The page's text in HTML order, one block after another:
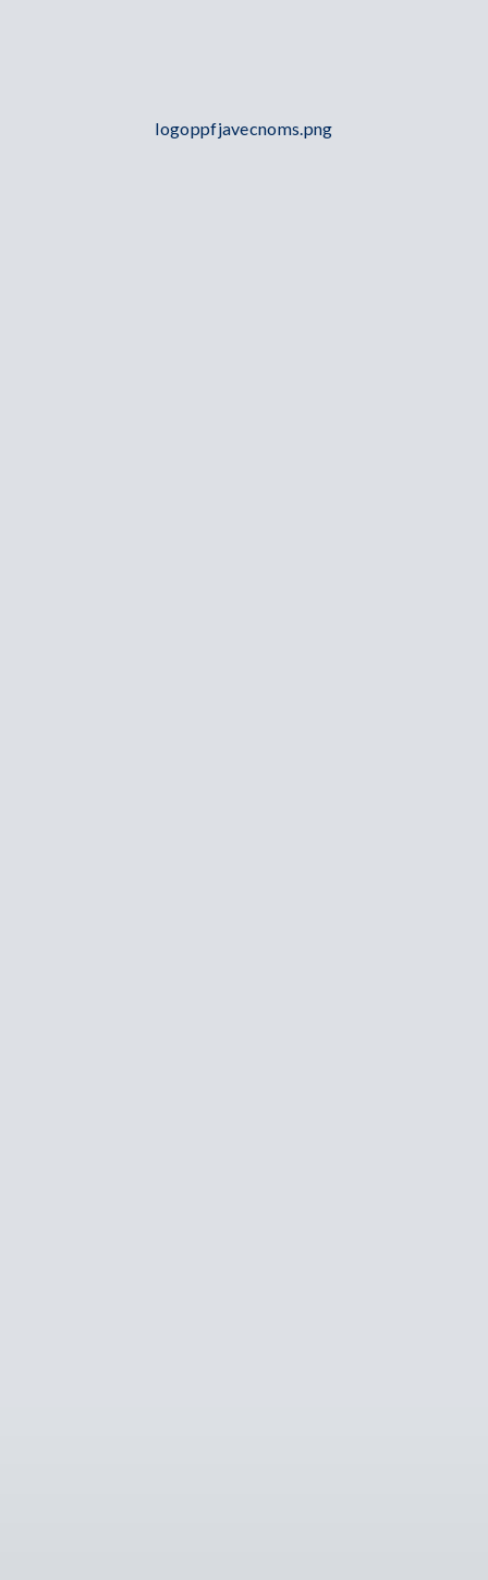
logoppfjavecnoms.png